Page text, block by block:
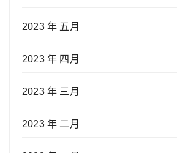
2023 年 五月
2023 年 四月
2023 年 三月
2023 年 二月